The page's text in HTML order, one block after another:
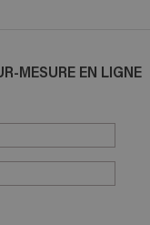
MESURE EN LIGNE